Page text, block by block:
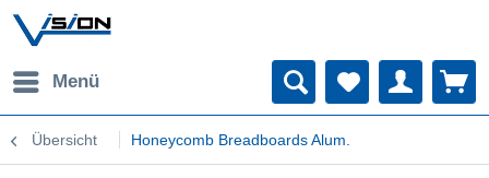
Menü
Übersicht Honeycomb Breadboards Alum.